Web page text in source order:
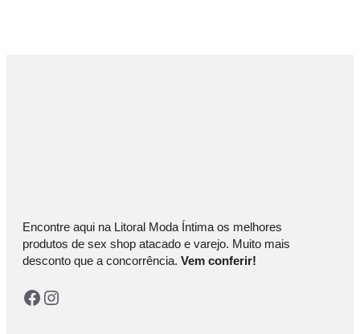
Encontre aqui na Litoral Moda Íntima os melhores
produtos de sex shop atacado e varejo. Muito mais
desconto que a concorrência. Vem conferir!
Facebook
Instagram